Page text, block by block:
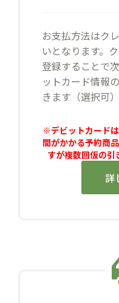
お支払方法はク
いとなります。
登録することで
ットカード情報
きます（選択可）
※デビットカード
間がかかる予約商
すが複数回仮の引
詳